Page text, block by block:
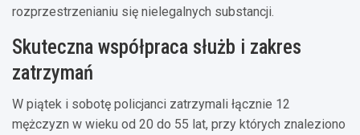
rozprzestrzenianiu się nielegalnych substancji.
Skuteczna współpraca służb i zakres
zatrzymań
W piątek i sobotę policjanci zatrzymali łącznie 12
mężczyzn w wieku od 20 do 55 lat, przy których znaleziono